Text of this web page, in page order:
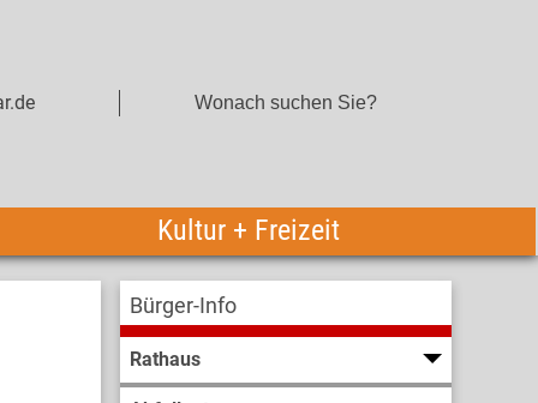
Kultur + Freizeit
Bürger-Info
Rathaus